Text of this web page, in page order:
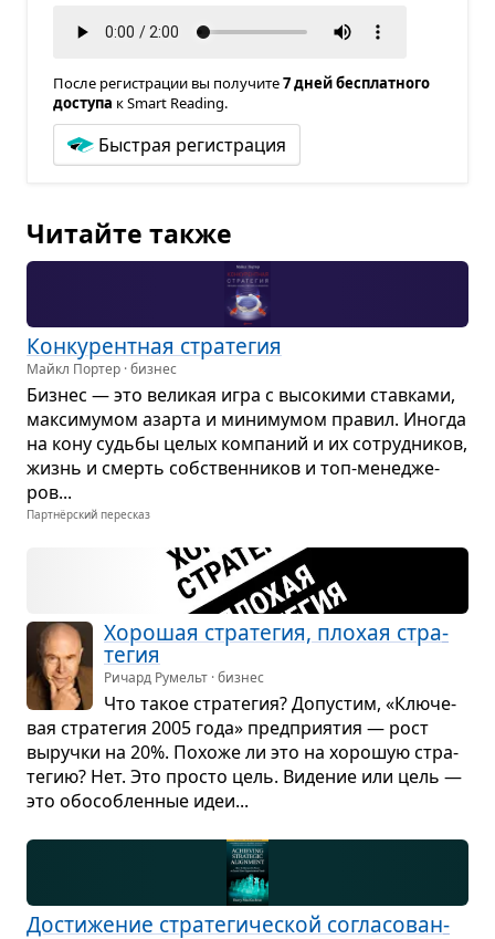
После регистрации вы получите7 дней бесплатного
доступа к Smart Reading.
Быстрая регистрация
Читайте также
Кон­ку­рент­ная стра­те­гия
Майкл Портер · бизнес
Биз­нес — это вели­кая игра с высо­кими став­ками,
мак­си­му­мом азарта и мини­му­мом пра­вил. Ино­гда
на кону судьбы целых ком­па­ний и их сотруд­ни­ков,
жизнь и смерть соб­ствен­ни­ков и топ-мене­дже­
ров...
Партнёрский пересказ
Хоро­шая стра­те­гия, пло­хая стра­
те­гия
Ричард Румельт · бизнес
Что такое стра­те­гия? Допу­стим, «Клю­че­
вая стра­те­гия 2005 года» пред­при­я­тия — рост
выручки на 20%. Похоже ли это на хоро­шую стра­
те­гию? Нет. Это про­сто цель. Виде­ние или цель —
это обо­соб­лен­ные идеи...
Дости­же­ние стра­те­ги­че­ской согла­со­ван­